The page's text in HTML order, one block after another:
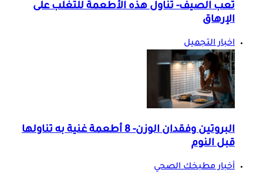
تعب الصيف- تناول هذه الأطعمة للتغلب على
الإرهاق
اخبار التجميل
البروتين وفقدان الوزن- 8 أطعمة غنية به تناولها
قبل النوم
أخبار مطبخك الصحي